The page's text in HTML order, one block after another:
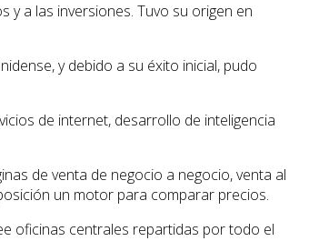
y a las inversiones. Tuvo su origen en
y debido a su éxito inicial, pudo
de internet, desarrollo de inteligencia
de venta de negocio a negocio, venta al
un motor para comparar precios.
oficinas centrales repartidas por todo el